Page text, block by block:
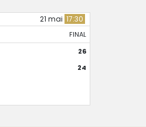
21 mai 17:30
FINAL
26
24